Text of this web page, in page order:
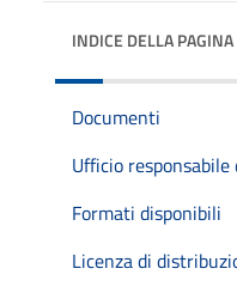
INDICE DELLA PAGINA
Documenti
Ufficio
Formati disponibili
Licenza di